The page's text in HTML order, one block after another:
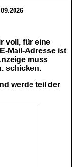
voll, für eine
Mail-Adresse ist
muss
schicken.
werde teil der